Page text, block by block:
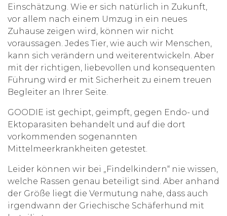
Einschätzung. Wie er sich natürlich in Zukunft,
vor allem nach einem Umzug in ein neues
Zuhause zeigen wird, können wir nicht
voraussagen. Jedes Tier, wie auch wir Menschen,
kann sich verändern und weiterentwickeln. Aber
mit der richtigen, liebevollen und konsequenten
Führung wird er mit Sicherheit zu einem treuen
Begleiter an Ihrer Seite.
GOODIE ist gechipt, geimpft, gegen Endo- und
Ektoparasiten behandelt und auf die dort
vorkommenden sogenannten
Mittelmeerkrankheiten getestet.
Leider können wir bei „Findelkindern“ nie wissen,
welche Rassen genau beteiligt sind. Aber anhand
der Größe liegt die Vermutung nahe, dass auch
irgendwann der Griechische Schäferhund mit